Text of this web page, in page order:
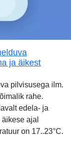
ja äikest
pilvisusega ilm.
rahe.
edela- ja
ajal
on 17..23°C.